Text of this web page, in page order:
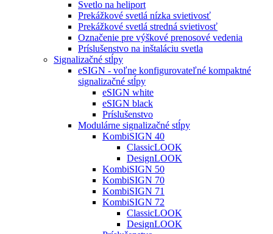
Svetlo na heliport
Prekážkové svetlá nízka svietivosť
Prekážkové svetlá stredná svietivosť
Označenie pre výškové prenosové vedenia
Príslušenstvo na inštaláciu svetla
Signalizačné stĺpy
eSIGN - voľne konfigurovateľné kompaktné
signalizačné stĺpy
eSIGN white
eSIGN black
Príslušenstvo
Modulárne signalizačné stĺpy
KombiSIGN 40
ClassicLOOK
DesignLOOK
KombiSIGN 50
KombiSIGN 70
KombiSIGN 71
KombiSIGN 72
ClassicLOOK
DesignLOOK